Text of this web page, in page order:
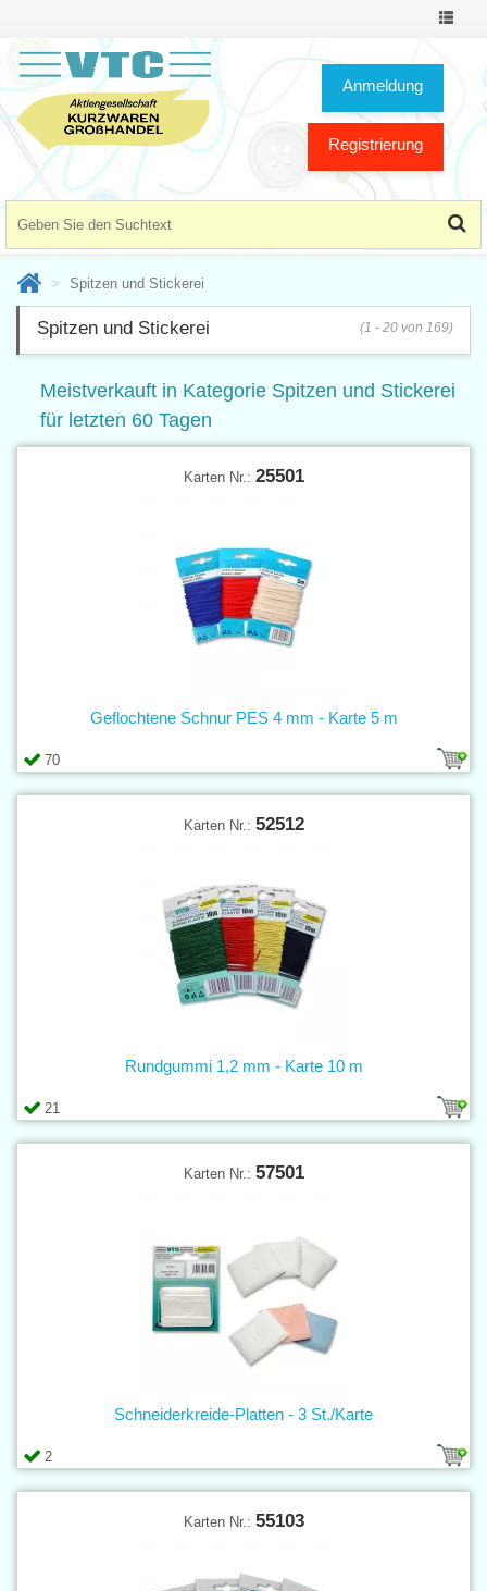
Toggle
Anmeldung
Registrierung
Spitzen und Stickerei
Spitzen und Stickerei (1 - 20 von 169)
Meistverkauft in Kategorie Spitzen und Stickerei
für letzten 60 Tagen
Karten Nr.: 25501
70
Geflochtene Schnur PES 4 mm - Karte 5 m
Karten Nr.: 52512
21
Rundgummi 1,2 mm - Karte 10 m
Karten Nr.: 57501
2
Schneiderkreide-Platten - 3 St./Karte
Karten Nr.: 55103